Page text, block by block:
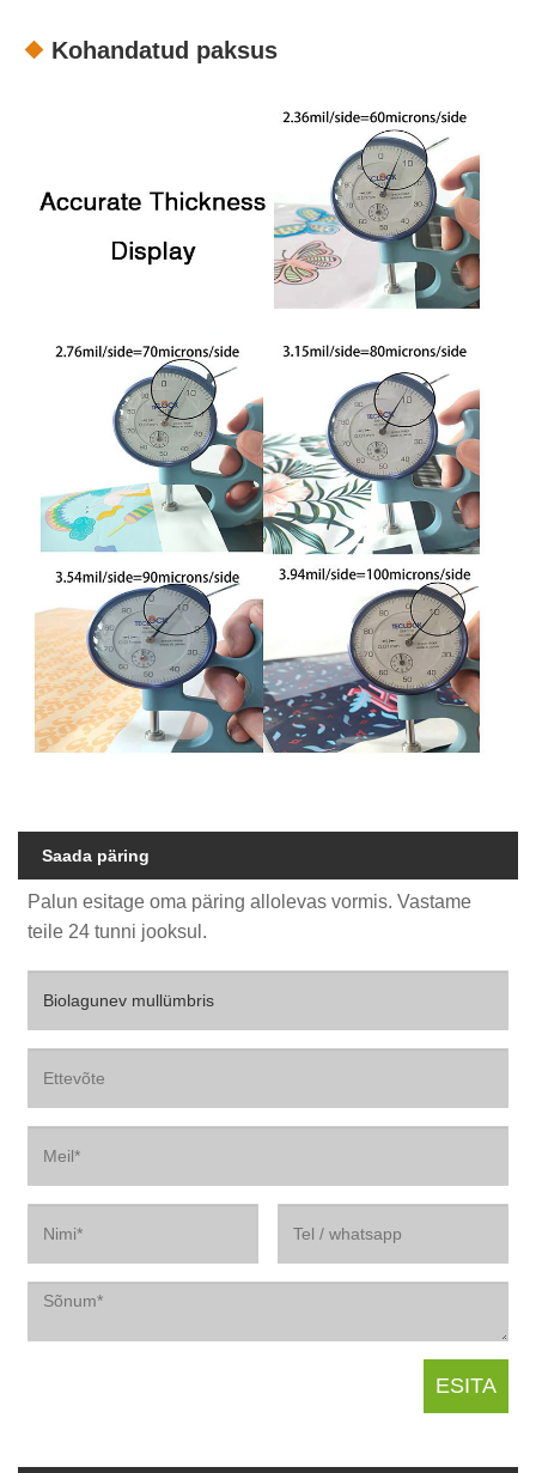
Kohandatud paksus
Saada päring
Palun esitage oma päring allolevas vormis. Vastame
teile 24 tunni jooksul.